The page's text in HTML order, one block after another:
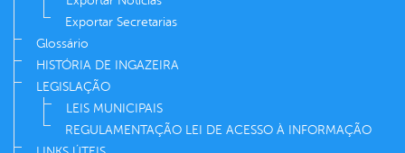
Exportar Secretarias
Glossário
HISTÓRIA DE INGAZEIRA
LEGISLAÇÃO
LEIS MUNICIPAIS
REGULAMENTAÇÃO LEI DE ACESSO À INFORMAÇÃO